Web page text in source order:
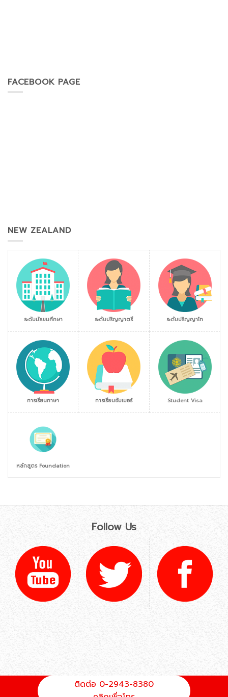
FACEBOOK PAGE
NEW ZEALAND
ระดับมัธยมศึกษา ระดับปริญญาตรี ระดับปริญญาโท
การเรียนภาษา การเรียนซัมเมอร์ Student Visa
หลักสูตร Foundation
Follow Us
ติดต่อ 0-2943-8380